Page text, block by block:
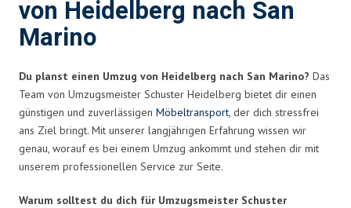
von Heidelberg nach San
Marino
Du planst einen Umzug von Heidelberg nach San Marino? Das
Team von Umzugsmeister Schuster Heidelberg bietet dir einen
günstigen und zuverlässigen Möbeltransport, der dich stressfrei
ans Ziel bringt. Mit unserer langjährigen Erfahrung wissen wir
genau, worauf es bei einem Umzug ankommt und stehen dir mit
unserem professionellen Service zur Seite.
Warum solltest du dich für Umzugsmeister Schuster